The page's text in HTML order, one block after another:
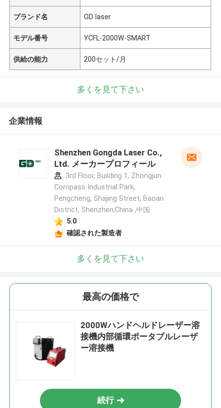
ブランド名 GD laser
モデル番号 YCFL-2000W-SMART
供給の能力 200セット/月
多くを見て下さい
企業情報
Shenzhen Gongda Laser Co.,
Ltd. メーカープロフィール
3rd Floor, Building 1, Zhongjun
Compass Industrial Park,
Pengcheng, Shajing Street, Baoan
District, Shenzhen,China ,中国
5.0
確認された製造者
多くを見て下さい
最高の価格で
2000Wハンドヘルドレーザー溶
接機内部循環ポータブルレーザ
ー溶接機
続行